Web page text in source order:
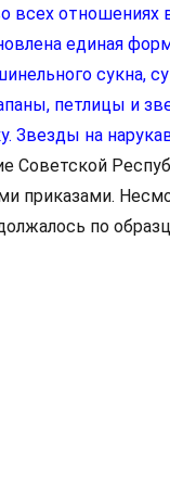
всех отношениях
единая
сукна,
петлицы и
Звезды на
Советской
приказами.
по